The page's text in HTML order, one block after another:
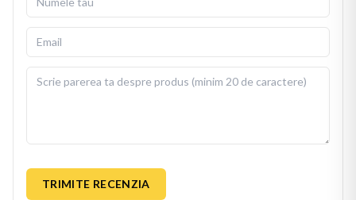
Husa detasabila se poate spala la 30 de grade Celsius, cu
fermoar invizibil pentru scoatere si repunere usoara. Perna
de umplutura este inclusa in pachet, gata de folosit imediat
dupa livrare.
expunere indelungata la lumina. Dimensiuni: 40x40 cm.
TRIMITE RECENZIA